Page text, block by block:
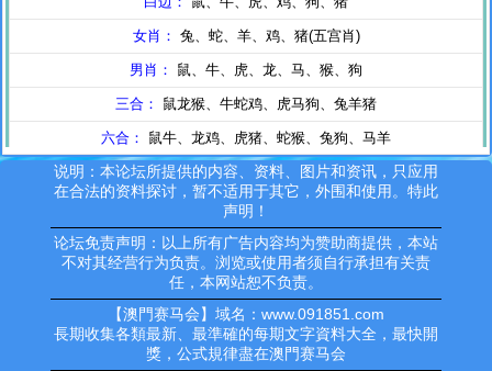
说明：本论坛所提供的内容、资料、图片和资讯，只应用
在合法的资料探讨，暂不适用于其它，外围和使用。特此
声明！
论坛免责声明：以上所有广告内容均为赞助商提供，本站
不对其经营行为负责。浏览或使用者须自行承担有关责
任，本网站恕不负责。
【澳門赛马会】域名：www.091851.com
長期收集各類最新、最準確的每期文字資料大全，最快開
獎，公式規律盡在澳門赛马会